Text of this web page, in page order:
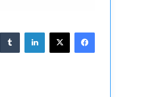
فيسبوك
‫X لينكدإن